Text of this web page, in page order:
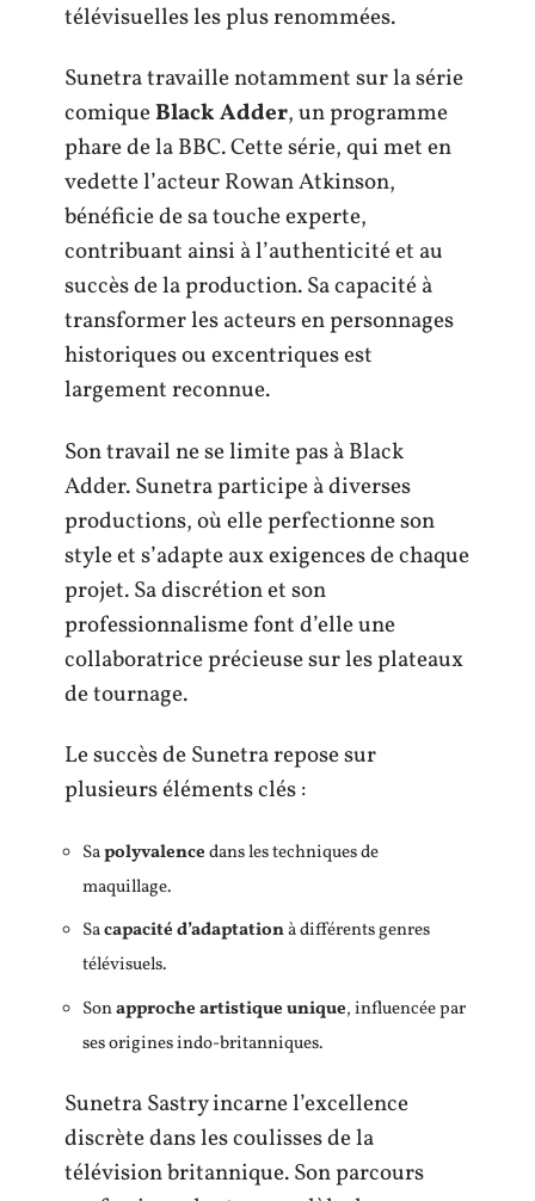
télévisuelles les plus renommées.
Sunetra travaille notamment sur la série
comiqueBlack Adder, un programme
phare de la BBC. Cette série, qui met en
vedette l’acteur Rowan Atkinson,
bénéficie de sa touche experte,
contribuant ainsi à l’authenticité et au
succès de la production. Sa capacité à
transformer les acteurs en personnages
historiques ou excentriques est
largement reconnue.
Son travail ne se limite pas à Black
Adder. Sunetra participe à diverses
productions, où elle perfectionne son
style et s’adapte aux exigences de chaque
projet. Sa discrétion et son
professionnalisme font d’elle une
collaboratrice précieuse sur les plateaux
de tournage.
Le succès de Sunetra repose sur
plusieurs éléments clés :
Sapolyvalencedans les techniques de
maquillage.
Sacapacité d’adaptationà différents genres
télévisuels.
Sonapproche artistique unique, influencée par
ses origines indo-britanniques.
Sunetra Sastry incarne l’excellence
discrète dans les coulisses de la
télévision britannique. Son parcours